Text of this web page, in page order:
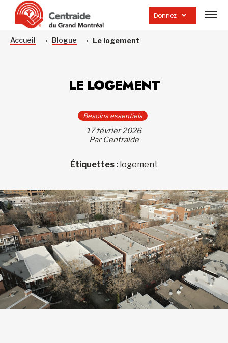
Donnez
la
Accueil Blogue Le logement
LE LOGEMENT
Besoins essentiels
17 février 2026
Par Centraide
Étiquettes : logement